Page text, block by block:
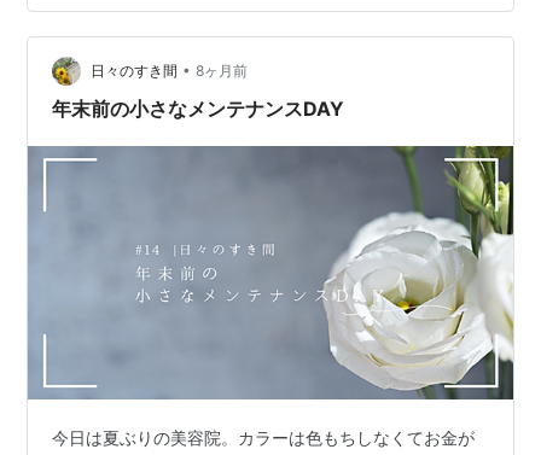
れの日の装いを、落ち着いた気持ちで楽しめたら素敵で
すよね♪ ">成人式や七五三、浴衣に卒業式。 ">どのシー
ンも気持ちを…
日々のすき間 • 8ヶ月前
年末前の小さなメンテナンスDAY
今日は夏ぶりの美容院。カラーは色もちしなくてお金が